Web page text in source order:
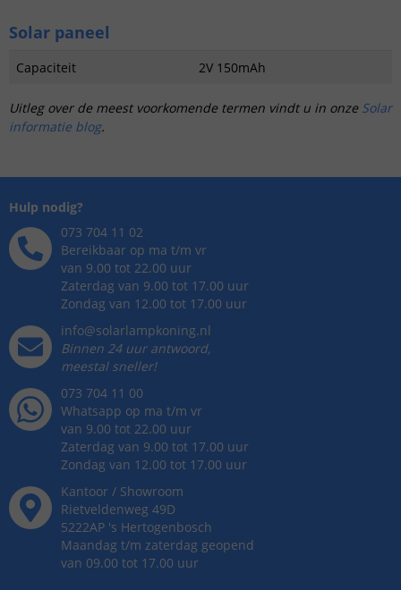
Solar paneel
Capaciteit 2V 150mAh
Uitleg over de meest voorkomende termen vindt u in onze Solar
informatie blog.
Hulp nodig?
073 704 11 02
Bereikbaar op ma t/m vr
van 9.00 tot 22.00 uur
Zaterdag van 9.00 tot 17.00 uur
Zondag van 12.00 tot 17.00 uur
info@solarlampkoning.nl
Binnen 24 uur antwoord,
meestal sneller!
073 704 11 00
Whatsapp op ma t/m vr
van 9.00 tot 22.00 uur
Zaterdag van 9.00 tot 17.00 uur
Zondag van 12.00 tot 17.00 uur
Kantoor / Showroom
Rietveldenweg 49D
5222AP 's Hertogenbosch
Maandag t/m zaterdag geopend
van 09.00 tot 17.00 uur